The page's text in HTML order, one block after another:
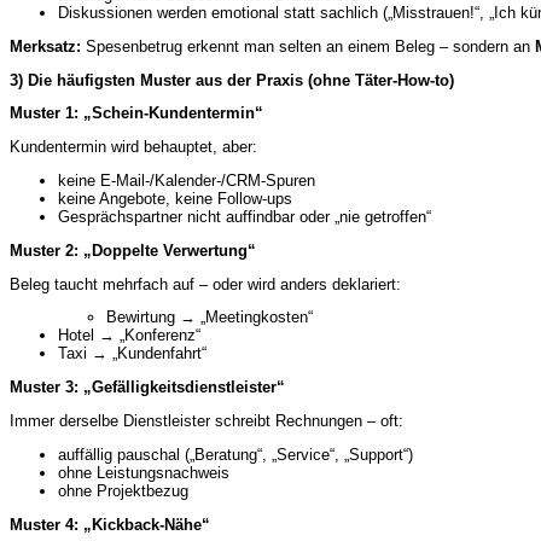
Diskussionen werden emotional statt sachlich („Misstrauen!“, „Ich
Merksatz: Spesenbetrug erkennt man selten an einem Beleg – sondern an
3) Die häufigsten Muster aus der Praxis (ohne Täter-How-to)
Muster 1: „Schein-Kundentermin“
Kundentermin wird behauptet, aber:
keine E-Mail-/Kalender-/CRM-Spuren
keine Angebote, keine Follow-ups
Gesprächspartner nicht auffindbar oder „nie getroffen“
Muster 2: „Doppelte Verwertung“
Beleg taucht mehrfach auf – oder wird anders deklariert:
Bewirtung → „Meetingkosten“
Hotel → „Konferenz“
Taxi → „Kundenfahrt“
Muster 3: „Gefälligkeitsdienstleister“
Immer derselbe Dienstleister schreibt Rechnungen – oft:
auffällig pauschal („Beratung“, „Service“, „Support“)
ohne Leistungsnachweis
ohne Projektbezug
Muster 4: „Kickback-Nähe“